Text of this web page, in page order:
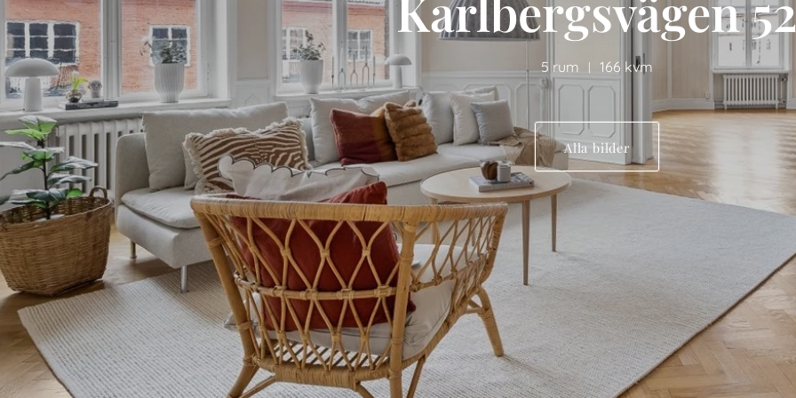
5 rum | 166 kvm
Alla bilder